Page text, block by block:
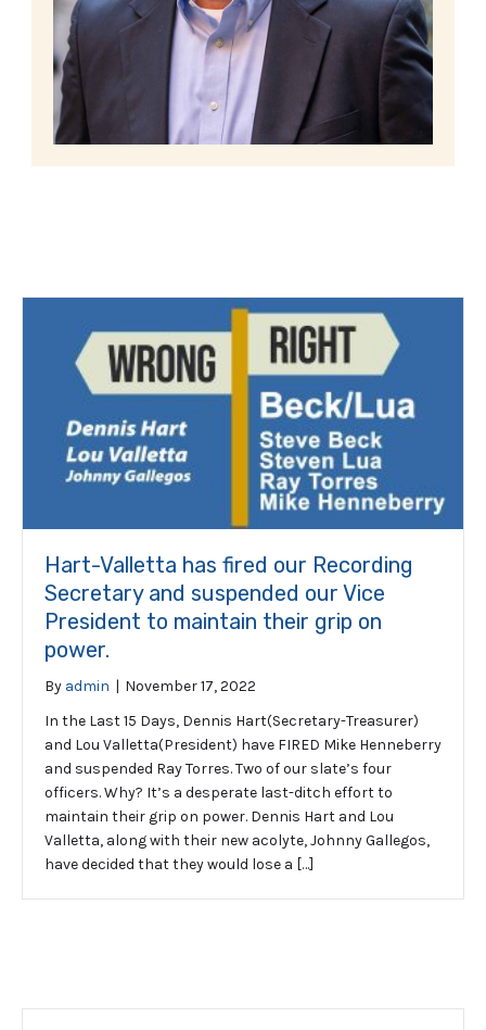
Hart-Valletta has fired our Recording
Secretary and suspended our Vice
President to maintain their grip on
power.
By admin | November 17, 2022
In the Last 15 Days, Dennis Hart(Secretary-Treasurer)
and Lou Valletta(President) have FIRED Mike Henneberry
and suspended Ray Torres. Two of our slate’s four
officers. Why? It’s a desperate last-ditch effort to
maintain their grip on power. Dennis Hart and Lou
Valletta, along with their new acolyte, Johnny Gallegos,
have decided that they would lose a […]